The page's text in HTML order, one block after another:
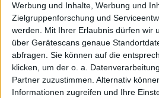
Werbung und Inhalte, Werbung und
Zielgruppenforschung und
werden. Mit Ihrer Erlaubnis dürfen wir
über Gerätescans genaue
abfragen. Sie können auf die
klicken, um der o. a.
Partner zuzustimmen. Alternativ
Informationen zugreifen und Ihre
Newsletter abonnieren